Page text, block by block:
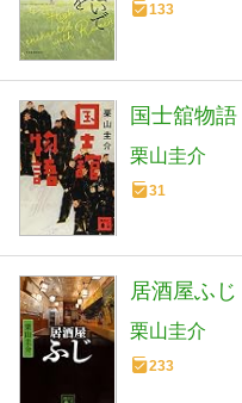
133
国士舘物
栗山圭介
31
居酒屋ふ
栗山圭介
233